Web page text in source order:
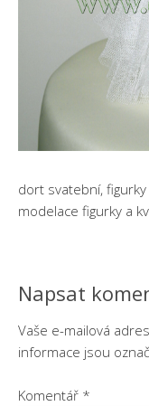
dort svatební,
modelace figurky a
Napsat
Vaše e-mailová
informace jsou
Komentář *